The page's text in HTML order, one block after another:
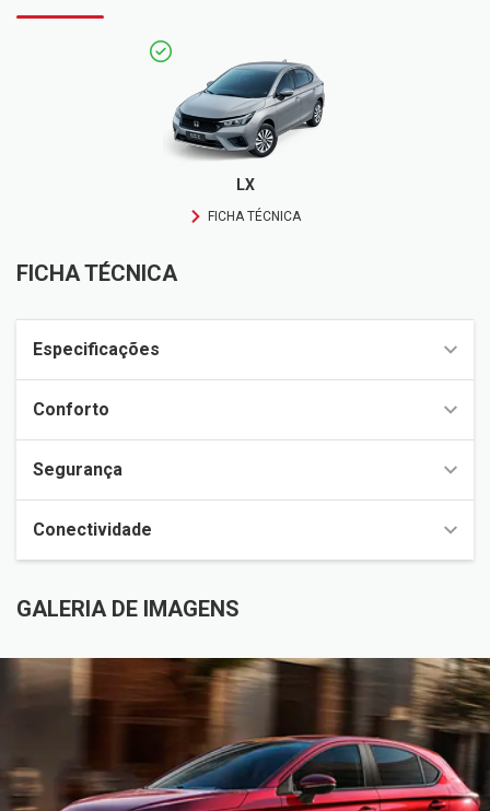
LX
FICHA TÉCNICA
FICHA TÉCNICA
Especificações
Conforto
Segurança
Conectividade
GALERIA DE IMAGENS